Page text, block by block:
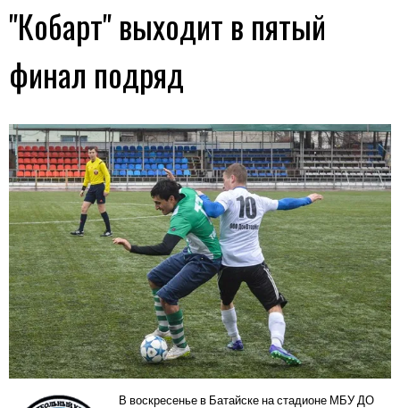
"Кобарт" выходит в пятый
финал подряд
В воскресенье в Батайске на стадионе МБУ ДО